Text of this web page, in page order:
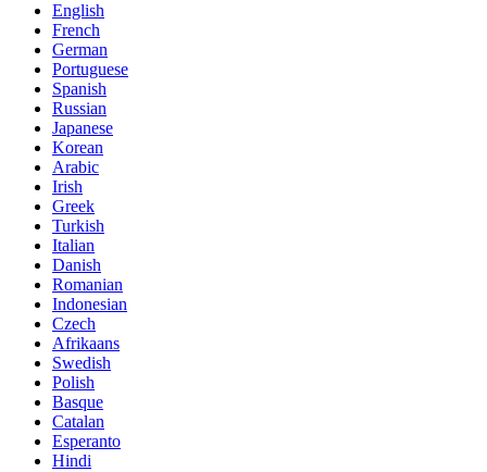
English
French
German
Portuguese
Spanish
Russian
Japanese
Korean
Arabic
Irish
Greek
Turkish
Italian
Danish
Romanian
Indonesian
Czech
Afrikaans
Swedish
Polish
Basque
Catalan
Esperanto
Hindi